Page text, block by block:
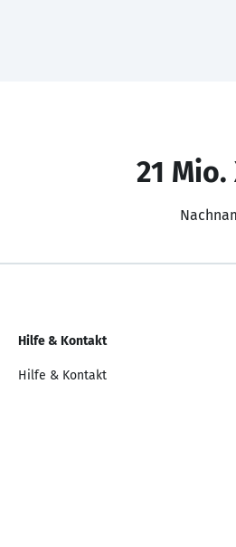
21
Hilfe & Kontakt
Hilfe & Kontakt